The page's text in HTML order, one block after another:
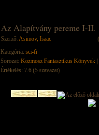
Az Alapítvány pereme I-II.
Szerző: Asimov, Isaac
Kategória: sci-fi
Sorozat: Kozmosz Fantasztikus Könyvek
Értékelés: 7.6 (5 szavazat)